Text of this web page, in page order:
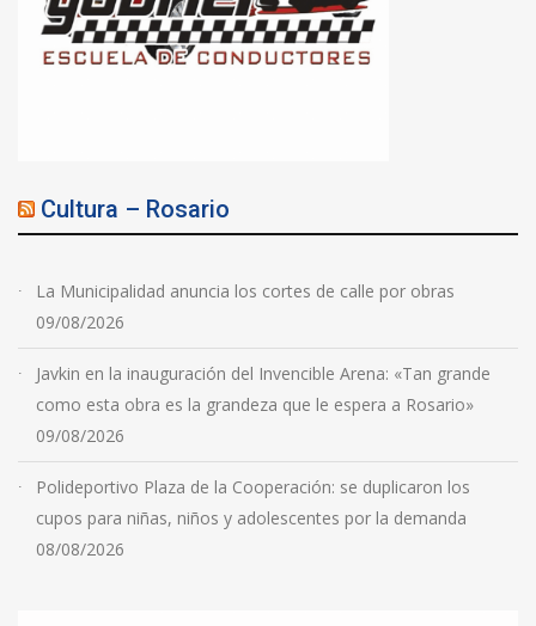
Cultura – Rosario
La Municipalidad anuncia los cortes de calle por obras
09/08/2026
Javkin en la inauguración del Invencible Arena: «Tan grande
como esta obra es la grandeza que le espera a Rosario»
09/08/2026
Polideportivo Plaza de la Cooperación: se duplicaron los
cupos para niñas, niños y adolescentes por la demanda
08/08/2026